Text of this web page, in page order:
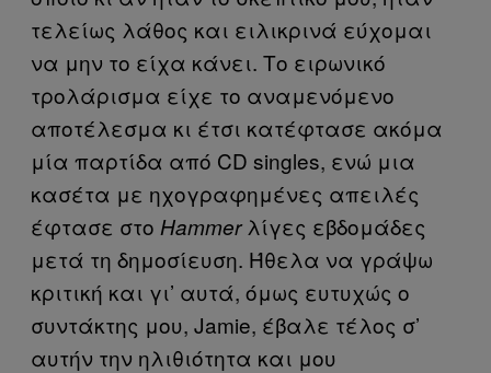
τελείως λάθος και ειλικρινά εύχομαι
να μην το είχα κάνει. Το ειρωνικό
τρολάρισμα είχε το αναμενόμενο
αποτέλεσμα κι έτσι κατέφτασε ακόμα
μία παρτίδα από CD singles, ενώ μια
κασέτα με ηχογραφημένες απειλές
έφτασε στο Hammerλίγες εβδομάδες
μετά τη δημοσίευση. Ήθελα να γράψω
κριτική και γι’ αυτά, όμως ευτυχώς ο
συντάκτης μου, Jamie, έβαλε τέλος σ’
αυτήν την ηλιθιότητα και μου